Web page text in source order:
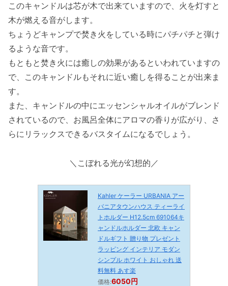
このキャンドルは芯が木で出来ていますので、火を灯すと
木が燃える音がします。
ちょうどキャンプで焚き火をしている時にパチパチと弾け
るような音です。
もともと焚き火には癒しの効果があるといわれていますの
で、このキャンドルもそれに近い癒しを得ることが出来ま
す。
また、キャンドルの中にエッセンシャルオイルがブレンド
されているので、お風呂全体にアロマの香りが広がり、さ
らにリラックスできるバスタイムになるでしょう。
＼こぼれる光が幻想的／
Kahler ケーラー URBANIA アー
バニアタウンハウス ティーライ
トホルダー H12.5cm 691064キ
ャンドルホルダー 北欧 キャン
ドルギフト 贈り物 プレゼント
ラッピング インテリア モダン
シンプル ホワイト おしゃれ 送
料無料 あす楽
価格:6050円